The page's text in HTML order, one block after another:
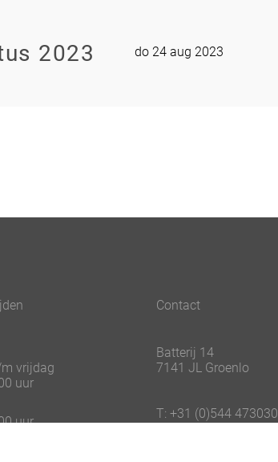
2023 do 24 aug 2023
vrijdag
uur
uur
Contact
Batterij 14
7141 JL Groenlo
T: +31 (0)544 473030